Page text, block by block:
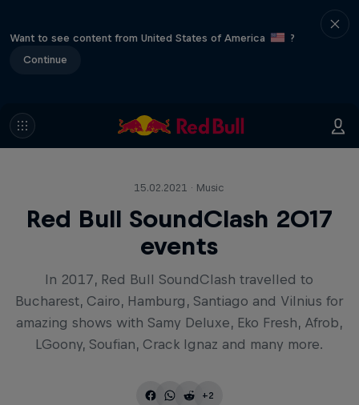
Want to see content from United States of America
?
Continue
15.02.2021 · Music
Red Bull SoundClash 2017
events
In 2017, Red Bull SoundClash travelled to
Bucharest, Cairo, Hamburg, Santiago and Vilnius for
amazing shows with Samy Deluxe, Eko Fresh, Afrob,
LGoony, Soufian, Crack Ignaz and many more.
+2